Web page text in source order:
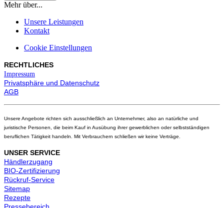
Mehr über...
Unsere Leistungen
Kontakt
Cookie Einstellungen
RECHTLICHES
Impressum
Privatsphäre und Datenschutz
AGB
Unsere Angebote richten sich ausschließlich an Unternehmer, also an natürliche und
juristische Personen, die beim Kauf in Ausübung ihrer gewerblichen oder selbstständigen
beruflichen Tätigkeit handeln. Mit Verbrauchern schließen wir keine Verträge.
UNSER SERVICE
Händlerzugang
BIO-Zertifizierung
Rückruf-Service
Sitemap
Rezepte